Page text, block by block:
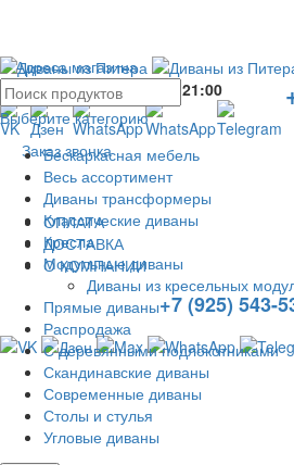
Адреса магазина
Без выходных с10:00 21:00
Заказ звонка
ОПЛАТА
ДОСТАВКА
О КОМПАНИИ
+7 (925) 543-
Выберите категорию
Бескаркасная мебель
Весь ассортимент
Диваны трансформеры
Классические диваны
Кресла
Модульные диваны
Диваны из кресельных
Прямые диваны
Распродажа
С деревянными подлокотниками
Скандинавские диваны
Современные диваны
Столы и стулья
Угловые диваны